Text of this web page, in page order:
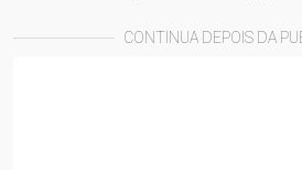
CONTINUA DEPOIS DA